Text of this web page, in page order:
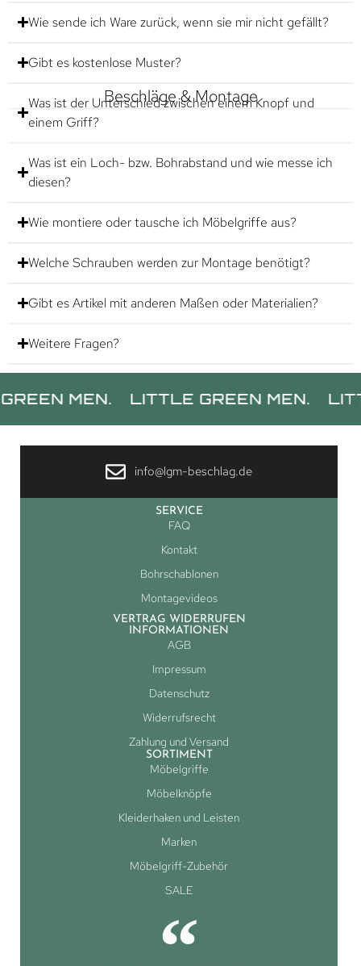
Wie sende ich Ware zurück, wenn sie mir nicht gefällt?
Gibt es kostenlose Muster?
Beschläge & Montage
Was ist der Unterschied zwischen einem Knopf und
einem Griff?
Was ist ein Loch- bzw. Bohrabstand und wie messe ich
diesen?
Wie montiere oder tausche ich Möbelgriffe aus?
Welche Schrauben werden zur Montage benötigt?
Gibt es Artikel mit anderen Maßen oder Materialien?
Weitere Fragen?
MEN. LITTLE GREEN MEN. LITTLE
info@lgm-beschlag.de
SERVICE
FAQ
Kontakt
Bohrschablonen
Montagevideos
VERTRAG WIDERRUFEN
INFORMATIONEN
AGB
Impressum
Datenschutz
Widerrufsrecht
Zahlung und Versand
SORTIMENT
Möbelgriffe
Möbelknöpfe
Kleiderhaken und Leisten
Marken
Möbelgriff-Zubehör
SALE